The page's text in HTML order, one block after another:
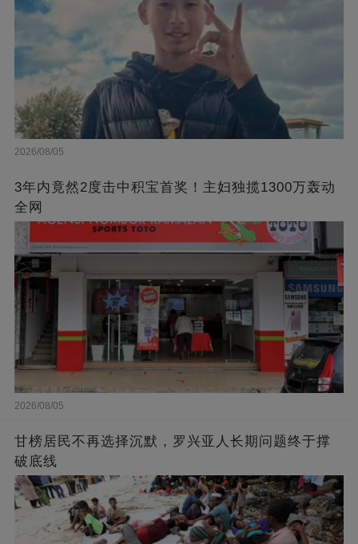
2026/08/05
3年内竟然2度击中积宝首奖！主妇独揽1300万轰动
全网
2026/08/05
甘榜居民不再选择沉默，罗兴亚人长期问题终于撑
破底线